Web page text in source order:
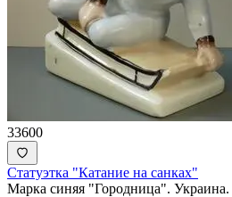
33600
Статуэтка "Катание на санках"
Марка синяя "Городница". Украина.